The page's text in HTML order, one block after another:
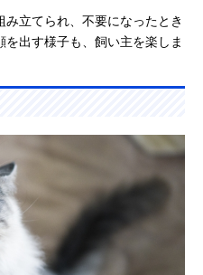
立てられ、不要になったとき
出す様子も、飼い主を楽しま